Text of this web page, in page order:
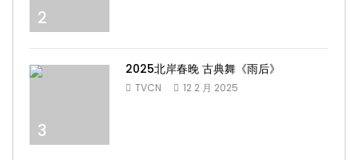
2
3
2025北岸春晚 古典舞《雨后》
TVCN 12 2 月 2025